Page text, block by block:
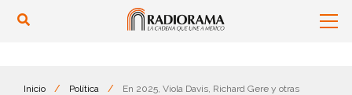
Inicio / Política /
En 2025, Viola Davis, Richard Gere y otras